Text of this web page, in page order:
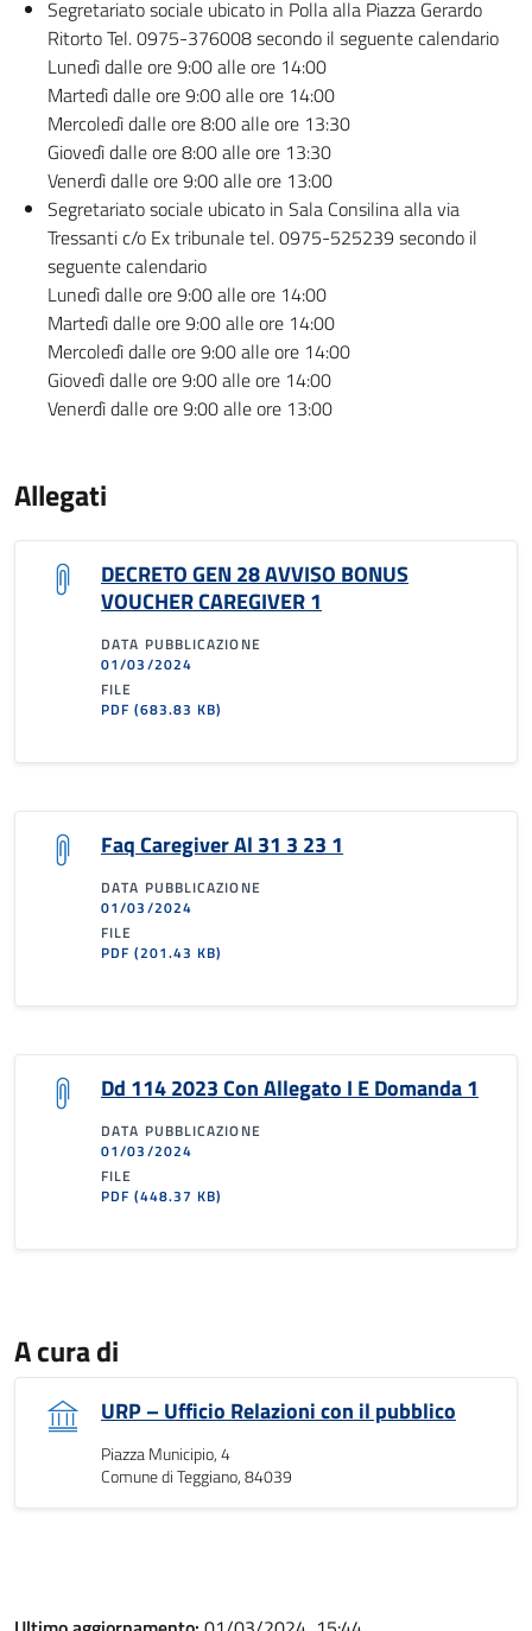
Segretariato sociale ubicato in Polla alla Piazza Gerardo
Ritorto Tel. 0975-376008 secondo il seguente calendario
Lunedì dalle ore 9:00 alle ore 14:00
Martedì dalle ore 9:00 alle ore 14:00
Mercoledì dalle ore 8:00 alle ore 13:30
Giovedì dalle ore 8:00 alle ore 13:30
Venerdì dalle ore 9:00 alle ore 13:00
Segretariato sociale ubicato in Sala Consilina alla via
Tressanti c/o Ex tribunale tel. 0975-525239 secondo il
seguente calendario
Lunedì dalle ore 9:00 alle ore 14:00
Martedì dalle ore 9:00 alle ore 14:00
Mercoledì dalle ore 9:00 alle ore 14:00
Giovedì dalle ore 9:00 alle ore 14:00
Venerdì dalle ore 9:00 alle ore 13:00
Allegati
DECRETO GEN 28 AVVISO BONUS
VOUCHER CAREGIVER 1
DATA PUBBLICAZIONE
01/03/2024
FILE
PDF(683.83 KB)
Faq Caregiver Al 31 3 23 1
DATA PUBBLICAZIONE
01/03/2024
FILE
PDF(201.43 KB)
Dd 114 2023 Con Allegato I E Domanda 1
DATA PUBBLICAZIONE
01/03/2024
FILE
PDF(448.37 KB)
A cura di
URP – Ufficio Relazioni con il pubblico
Piazza Municipio, 4
Comune di Teggiano, 84039